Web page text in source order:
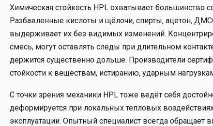
Химическая стойкость HPL охватывает большинство
Разбавленные кислоты и щёлочи, спирты, ацетон,
выдерживает их без видимых изменений.
смесь, могут оставлять следы при длительном
держится существенно дольше. Производители
стойкости к веществам, истиранию, ударным
С точки зрения механики HPL тоже ведёт себя
деформируется при локальных тепловых
эксплуатации. Опытный специалист всегда обращает